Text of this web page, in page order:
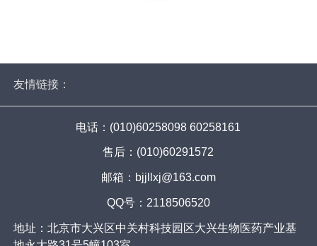
友情链接：
电话：(010)60258098 60258161
售后：(010)60291572
邮箱：bjjllxj@163.com
QQ号：2118506520
地址：北京市大兴区中关村科技园区大兴生物医药产业基